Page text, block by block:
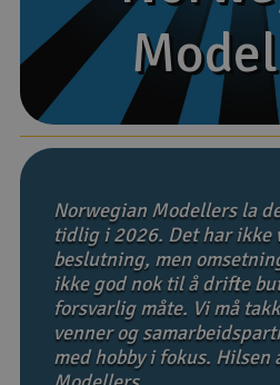
Båter
Droner
Droner for FPV
Fly
Helikopter
Kamerautstyr
Modellbygging,
Norwegian Modellers la
tidlig i 2026. Det har ikke
beslutning, men
ikke god nok til å drifte
forsvarlig måte. Vi må
venner og
med hobby i fokus. Hilsen